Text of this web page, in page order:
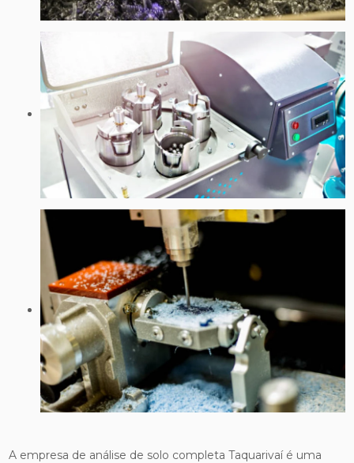
A empresa de análise de solo completa Taquarivaí é uma